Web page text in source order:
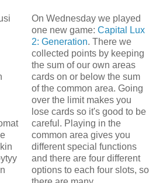
On Wednesday we played
one new game: Capital Lux
2: Generation. There we
collected points by keeping
the sum of our own areas
cards on or below the sum
of the common area. Going
over the limit makes you
lose cards so it's good to be
careful. Playing in the
common area gives you
different special functions
and there are four different
options to each four slots, so